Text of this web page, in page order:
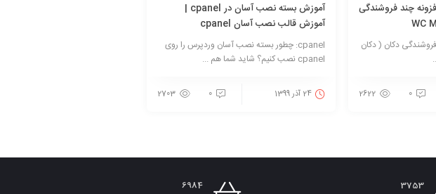
چند فروشندگی
دکان ( دکان
0
2622
آموزش بسته نصب آسان در cpanel |
آموزش قالب نصب آسان cpanel
cpanel: چطور بسته نصب آسان وردپرس را روی
cpanel نصب کنیم؟ شاید شما هم ...
24 آذر 1399 0
2703
3753
6984